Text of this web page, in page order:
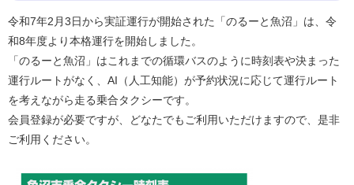
令和7年2月3日から実証運行が開始された「のるーと魚沼」は、令
和8年度より本格運行を開始しました。
​「のるーと魚沼」はこれまでの循環バスのように時刻表や決まった
運行ルートがなく、AI（人工知能）が予約状況に応じて運行ルート
を考えながら走る乗合タクシーです。
​会員登録が必要ですが、どなたでもご利用いただけますので、是非
ご利用ください。